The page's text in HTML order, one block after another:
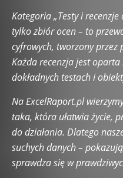
Kategoria „Testy i
tylko zbiór ocen – to
cyfrowych, tworzony
Każda recenzja jest
dokładnych testach i
Na ExcelRaport.pl
taka, która ułatwia życie,
do działania. Dlatego
suchych danych –
sprawdza się w